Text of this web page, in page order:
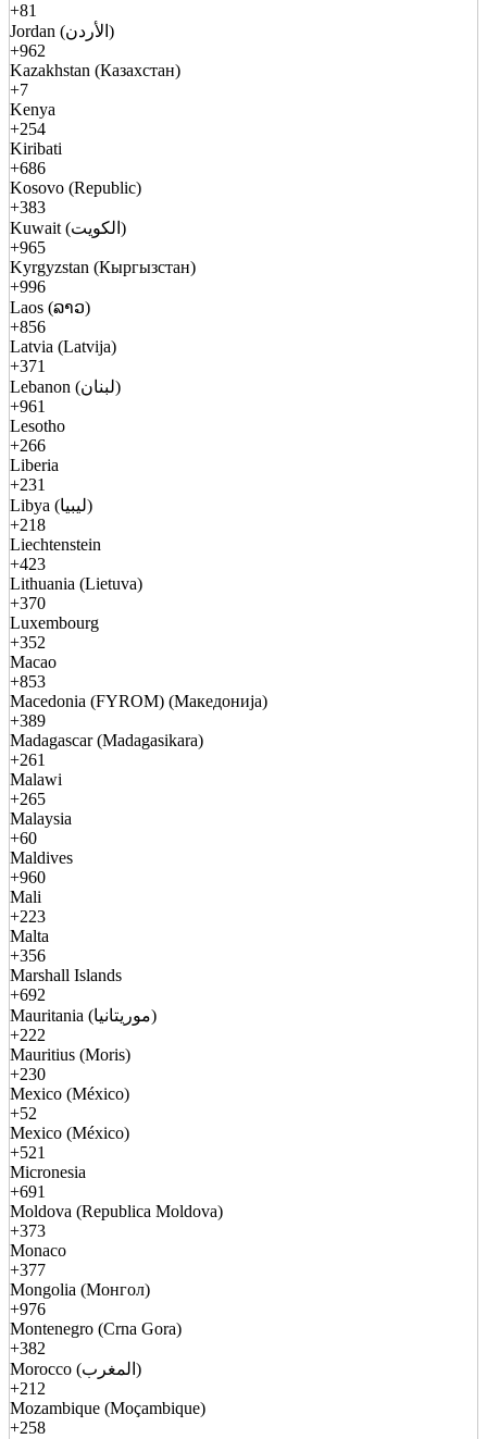
+81
Jordan (الأردن)
+962
Kazakhstan (Казахстан)
+7
Kenya
+254
Kiribati
+686
Kosovo (Republic)
+383
Kuwait (الكويت)
+965
Kyrgyzstan (Кыргызстан)
+996
Laos (ລາວ)
+856
Latvia (Latvija)
+371
Lebanon (لبنان)
+961
Lesotho
+266
Liberia
+231
Libya (ليبيا)
+218
Liechtenstein
+423
Lithuania (Lietuva)
+370
Luxembourg
+352
Macao
+853
Macedonia (FYROM) (Македонија)
+389
Madagascar (Madagasikara)
+261
Malawi
+265
Malaysia
+60
Maldives
+960
Mali
+223
Malta
+356
Marshall Islands
+692
Mauritania (موريتانيا)
+222
Mauritius (Moris)
+230
Mexico (México)
+52
Mexico (México)
+521
Micronesia
+691
Moldova (Republica Moldova)
+373
Monaco
+377
Mongolia (Монгол)
+976
Montenegro (Crna Gora)
+382
Morocco (المغرب)
+212
Mozambique (Moçambique)
+258